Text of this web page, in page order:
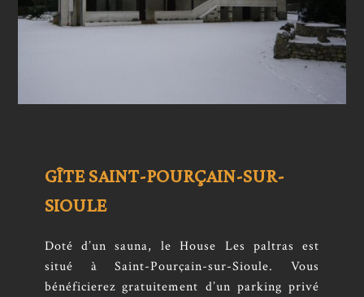
GÎTE SAINT-POURÇAIN-SUR-
SIOULE
Doté d’un sauna, le House Les paltras est
situé à Saint-Pourçain-sur-Sioule. Vous
bénéficierez gratuitement d’un parking privé